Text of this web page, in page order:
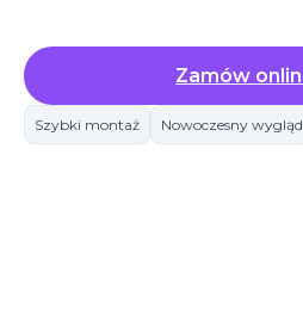
Zamów
Szybki montaż Nowoczesny wygląd